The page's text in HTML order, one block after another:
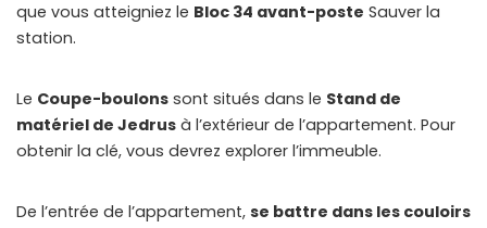
que vous atteigniez le Bloc 34 avant-poste Sauver la
station.
Le Coupe-boulons sont situés dans le Stand de
matériel de Jedrus à l’extérieur de l’appartement. Pour
obtenir la clé, vous devrez explorer l’immeuble.
De l’entrée de l’appartement, se battre dans les couloirs